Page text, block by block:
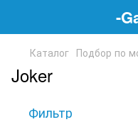
-
Каталог Подбор по
Joker
Фильтр